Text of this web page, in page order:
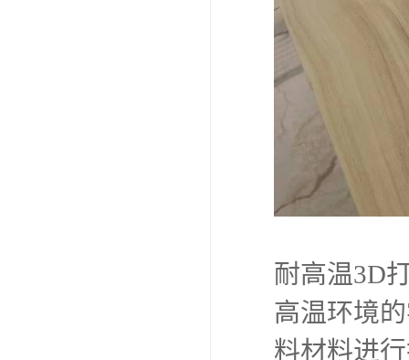
耐高温3D
高温环境
料材料进